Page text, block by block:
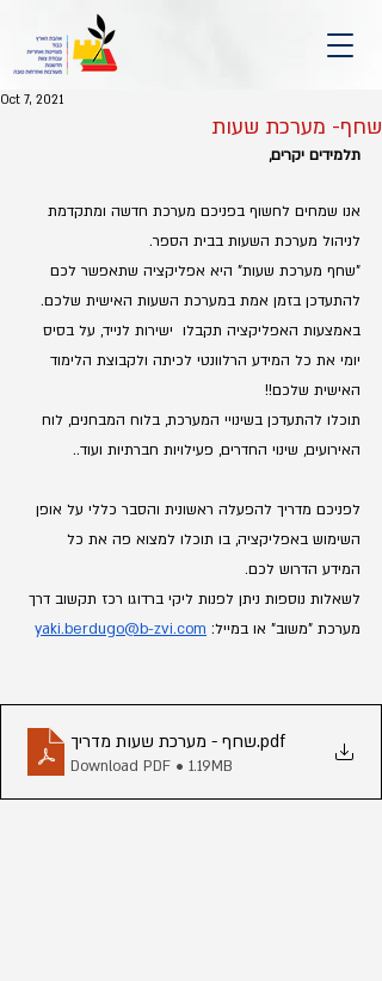
שחף- מערכת שעות
Oct 7, 2021
תלמידים יקרים,
אנו שמחים לחשוף בפניכם מערכת חדשה ומתקדמת
לניהול מערכת השעות בבית הספר.
"שחף מערכת שעות" היא אפליקציה שתאפשר לכם
להתעדכן בזמן אמת במערכת השעות האישית שלכם.
באמצעות האפליקציה תקבלו  ישירות לנייד, על בסיס
יומי את כל המידע הרלוונטי לכיתה ולקבוצת הלימוד
האישית שלכם!!
תוכלו להתעדכן בשינויי המערכת, בלוח המבחנים, לוח
האירועים, שינוי החדרים, פעילויות חברתיות ועוד..
לפניכם מדריך להפעלה ראשונית והסבר כללי על אופן
השימוש באפליקציה, בו תוכלו למצוא פה את כל
המידע הדרוש לכם.
לשאלות נוספות ניתן לפנות ליקי ברדוגו רכז תקשוב דרך
מערכת "משוב" או במייל: yaki.berdugo@b-zvi.com
שחף - מערכת שעות מדריך.pdf
Download PDF • 1.19MB